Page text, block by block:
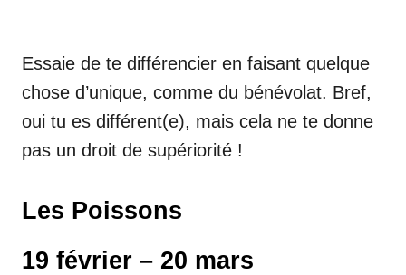
Essaie de te différencier en faisant quelque
chose d’unique, comme du bénévolat. Bref,
oui tu es différent(e), mais cela ne te donne
pas un droit de supériorité !
Les Poissons
19 février – 20 mars